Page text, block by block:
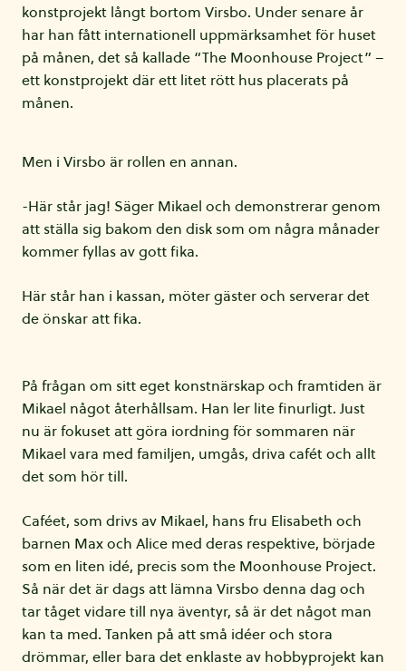
konstprojekt långt bortom Virsbo. Under senare år
har han fått internationell uppmärksamhet för huset
på månen, det så kallade “The Moonhouse Project” –
ett konstprojekt där ett litet rött hus placerats på
månen.
Men i Virsbo är rollen en annan.
-Här står jag! Säger Mikael och demonstrerar genom
att ställa sig bakom den disk som om några månader
kommer fyllas av gott fika.
Här står han i kassan, möter gäster och serverar det
de önskar att fika.
På frågan om sitt eget konstnärskap och framtiden är
Mikael något återhållsam. Han ler lite finurligt. Just
nu är fokuset att göra iordning för sommaren när
Mikael vara med familjen, umgås, driva cafét och allt
det som hör till.
Caféet, som drivs av Mikael, hans fru Elisabeth och
barnen Max och Alice med deras respektive, började
som en liten idé, precis som the Moonhouse Project.
Så när det är dags att lämna Virsbo denna dag och
tar tåget vidare till nya äventyr, så är det något man
kan ta med. Tanken på att små idéer och stora
drömmar, eller bara det enklaste av hobbyprojekt kan